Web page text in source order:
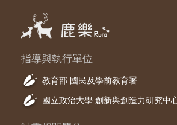
指導與執行單位
教育部 國民及學前教育署
國立政治大學 創新與創造力研究中